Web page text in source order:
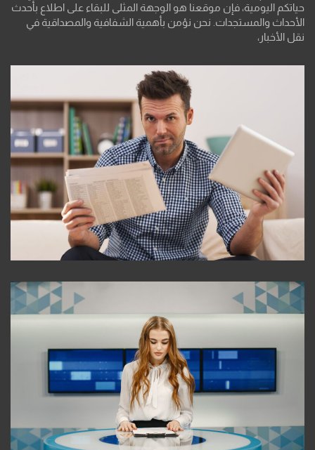
حياتكم اليومية، فإن موقعنا هو الوجهة المثلى للبقاء على اطلاع بأحدث
الأحداث والمستجدات. نحن نؤمن بأهمية الشفافية والمصداقية في
نقل الأخبار،